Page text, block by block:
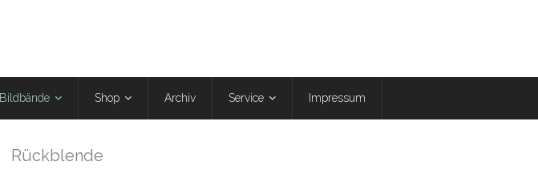
Bildbände Shop Archiv Service Impressum
Rückblende